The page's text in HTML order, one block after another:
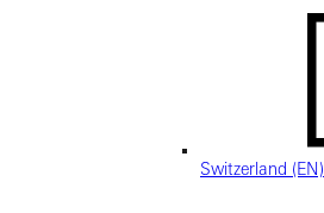
Switzerland (EN)